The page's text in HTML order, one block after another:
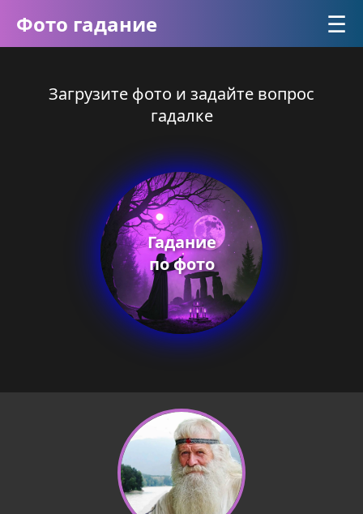
Фото гадание ☰
Загрузите фото и задайте вопрос
гадалке
Гадание
по фото